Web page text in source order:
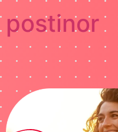
postinor